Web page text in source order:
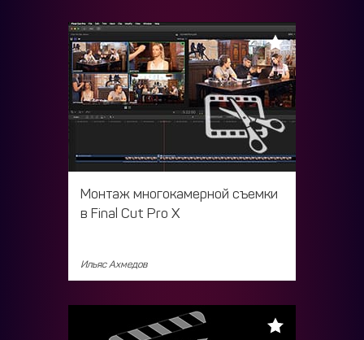
Монтаж многокамерной съемки
в Final Cut Pro X
Ильяс Ахмедов